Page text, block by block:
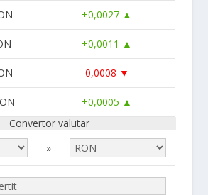
+0,0027 ▲
+0,0011 ▲
-0,0008 ▼
+0,0005 ▲
Convertor valutar
»